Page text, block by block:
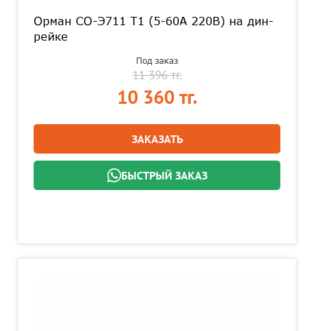
Орман СО-Э711 T1 (5-60А 220В) на дин-
рейке
Под заказ
11 396 тг.
10 360 тг.
ЗАКАЗАТЬ
БЫСТРЫЙ ЗАКАЗ